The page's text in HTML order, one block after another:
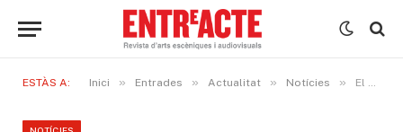
ESTÀS A: Inici » Entrades » Actualitat » Notícies » El Temporada Alta bat rècords